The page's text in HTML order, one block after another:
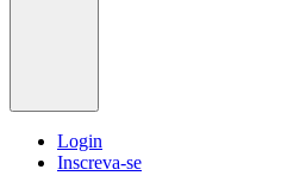
Login
Inscreva-se